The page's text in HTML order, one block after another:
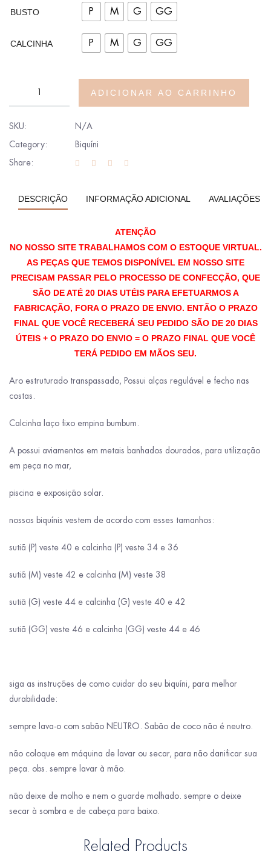
BUSTO P M G GG
CALCINHA P M G GG
ADICIONAR AO CARRINHO
SKU:
N/A
Category:
Biquíni
Share:
DESCRIÇÃO INFORMAÇÃO ADICIONAL AVALIAÇÕES
ATENÇÃO
NO NOSSO SITE TRABALHAMOS COM O ESTOQUE VIRTUAL.
AS PEÇAS QUE TEMOS DISPONÍVEL EM NOSSO SITE
PRECISAM PASSAR PELO PROCESSO DE CONFECÇÃO, QUE
SÃO DE ATÉ 20 DIAS UTÉIS PARA EFETUARMOS A
FABRICAÇÃO, FORA O PRAZO DE ENVIO. ENTÃO O PRAZO
FINAL QUE VOCÊ RECEBERÁ SEU PEDIDO SÃO DE 20 DIAS
ÚTEIS + O PRAZO DO ENVIO = O PRAZO FINAL QUE VOCÊ
TERÁ PEDIDO EM MÃOS SEU.
Aro estruturado transpassado, Possui alças regulável e fecho nas
costas.
Calcinha laço fixo empina bumbum.
A possui aviamentos em metais banhados dourados, para utilização
em peça no mar,
piscina e exposição solar.
nossos biquínis vestem de acordo com esses tamanhos:
sutiã (P) veste 40 e calcinha (P) veste 34 e 36
sutiã (M) veste 42 e calcinha (M) veste 38
sutiã (G) veste 44 e calcinha (G) veste 40 e 42
sutiã (GG) veste 46 e calcinha (GG) veste 44 e 46
siga as instruções de como cuidar do seu biquíni, para melhor
durabilidade:
sempre lava-o com sabão NEUTRO. Sabão de coco não é neutro.
não coloque em máquina de lavar ou secar, para não danificar sua
peça. obs. sempre lavar à mão.
não deixe de molho e nem o guarde molhado. sempre o deixe
secar à sombra e de cabeça para baixo.
Related Products